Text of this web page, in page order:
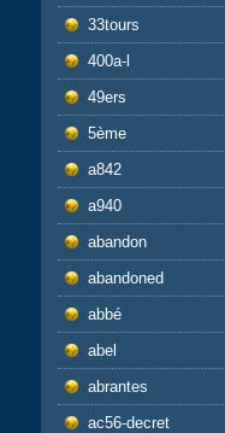
33tours
400a-l
49ers
5ème
a842
a940
abandon
abandoned
abbé
abel
abrantes
ac56-decret